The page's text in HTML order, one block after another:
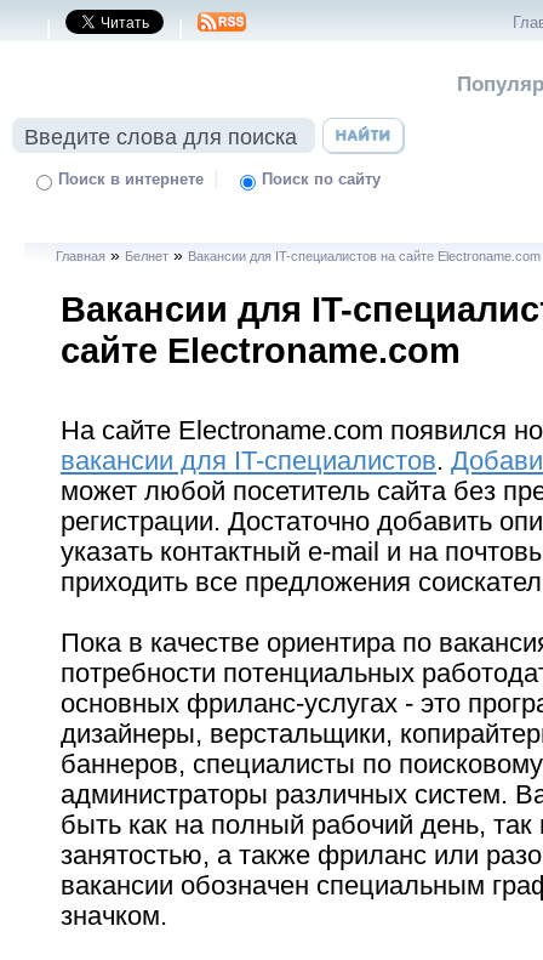
| |
Поиск в интернете | Поиск по сайту
Главная » Белнет » Вакансии для IT-специалистов на сайте Electroname.com
Вакансии для IT-
сайте Electroname.com
На сайте Electroname.com появился
вакансии для IT-специалистов.
может любой посетитель сайта без
регистрации. Достаточно добавить
указать контактный e-mail и на
приходить все предложения
Пока в качестве ориентира по
потребности потенциальных
основных фриланс-услугах - это
дизайнеры, верстальщики,
баннеров, специалисты по
администраторы различных систем.
быть как на полный рабочий день, так
занятостью, а также фриланс или
вакансии обозначен специальным
значком.